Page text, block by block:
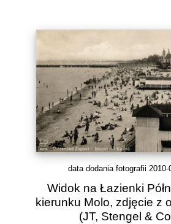
data dodania fotografii 2010-
Widok na Łazienki
kierunku Molo, zdjęcie z
(JT, Stengel &